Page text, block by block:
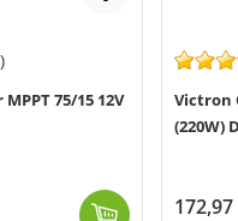
75/15 12V
Victron
(220W)